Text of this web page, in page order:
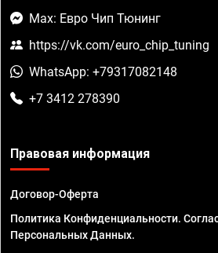
Max: Евро Чип Тюнинг
https://vk.com/euro_chip_tuning
WhatsApp: +79317082148
+7 3412 278390
Правовая информация
Договор-Оферта
Политика Конфиденциальности.
Персональных Данных.